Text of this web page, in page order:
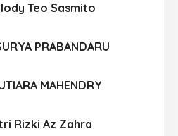
Teo Sasmito
PRABANDARU
MAHENDRY
Rizki Az Zahra